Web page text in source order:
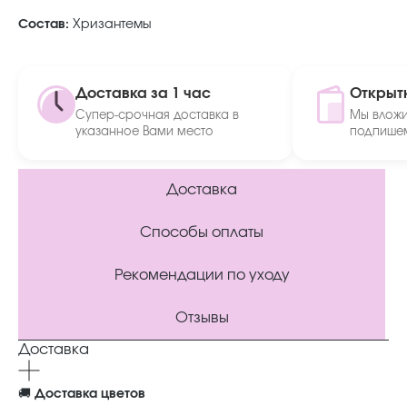
Состав: Хризантемы
Доставка за 1 час
Супер-срочная доставка в
указанное Вами место
Мы
Доставка
Способы оплаты
Рекомендации по уходу
Отзывы
Доставка
🚚 Доставка цветов